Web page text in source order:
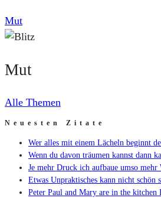
Mut
Mut
Alle Themen
Neuesten Zitate
Wer alles mit einem Lächeln beginnt
Wenn du davon träumen kannst dann
Je mehr Druck ich aufbaue umso mehr
Etwas Unpraktisches kann nicht schön
Peter Paul and Mary are in the kitchen